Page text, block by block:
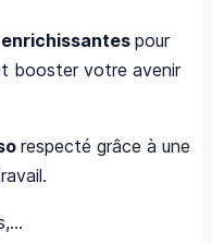
pour
booster votre avenir
respecté grâce à une